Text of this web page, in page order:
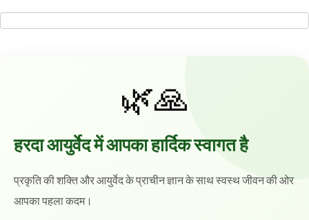
🌿🙏
हरदा आयुर्वेद में आपका हार्दिक स्वागत है
प्रकृति की शक्ति और आयुर्वेद के प्राचीन ज्ञान के साथ स्वस्थ जीवन की ओर
आपका पहला कदम।